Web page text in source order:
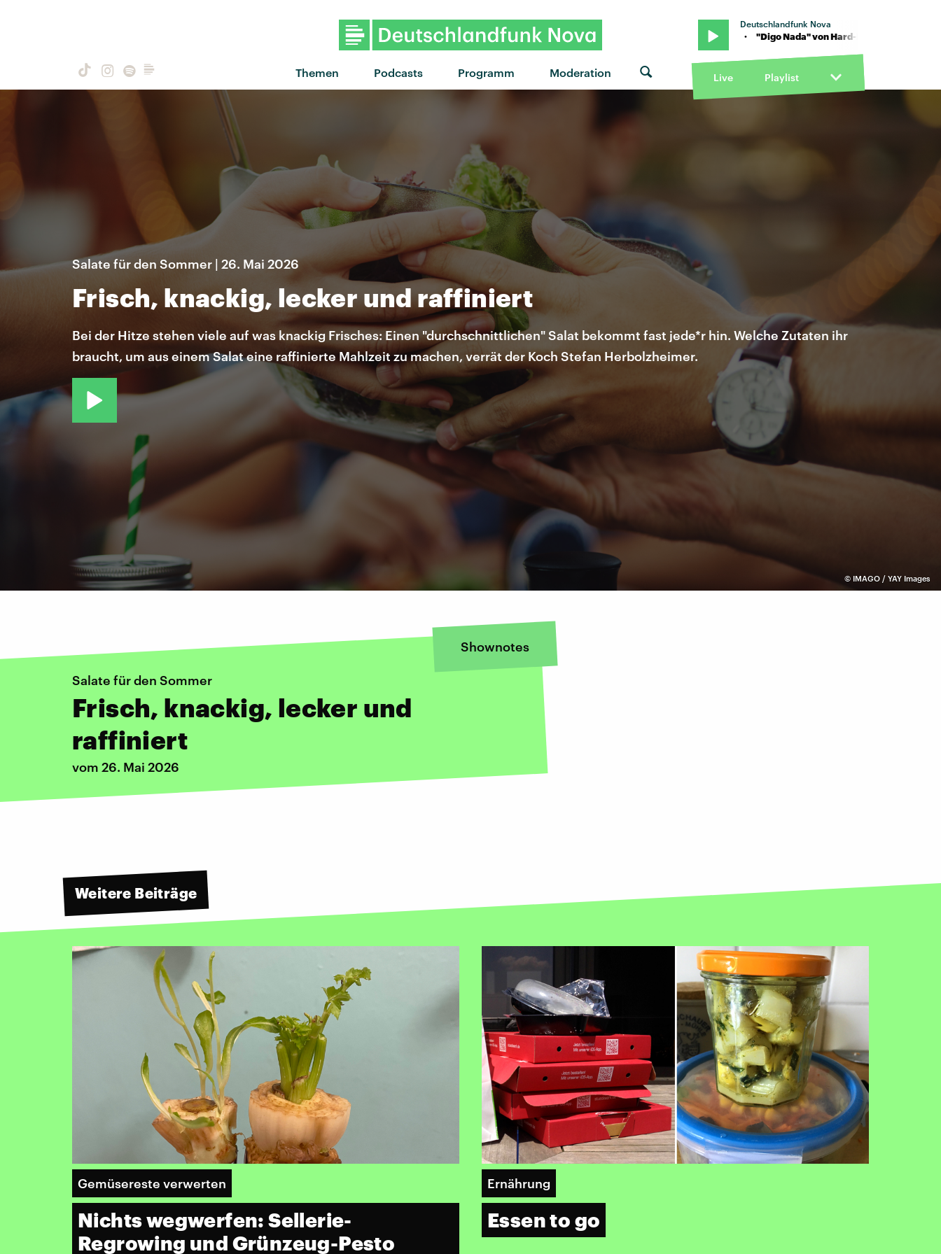
Themen Podcasts Programm Moderation
Deutschlandfunk Nova
"Digo Nada" von Hard-Fi feat. Mike Kalle · "Digo Nada" von Hard-Fi feat. Mike Kalle · "Digo
Live Playlist
© IMAGO / YAY Images
Salate für den Sommer | 26. Mai 2026
Frisch, knackig, lecker und raffiniert
Bei der Hitze stehen viele auf was knackig Frisches: Einen "durchschnittlichen" Salat bekommt fast jede*r hin. Welche Zutaten ihr
braucht, um aus einem Salat eine raffinierte Mahlzeit zu machen, verrät der Koch Stefan Herbolzheimer.
Shownotes
Salate für den Sommer
Frisch, knackig, lecker und
raffiniert
vom 26. Mai 2026
Weitere Beiträge
Gemüsereste verwerten
Nichts wegwerfen: Sellerie-
Regrowing und Grünzeug-Pesto
Ernährung
Essen to go